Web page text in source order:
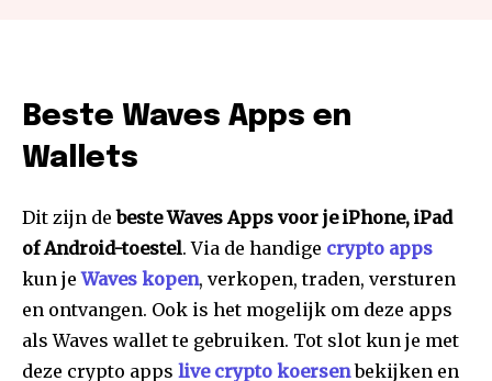
Beste Waves Apps en
Wallets
Dit zijn debeste Waves Apps voor je iPhone, iPad
of Android-toestel. Via de handige crypto apps
kun jeWaves kopen, verkopen, traden, versturen
en ontvangen. Ook is het mogelijk om deze apps
als Waves wallet te gebruiken. Tot slot kun je met
deze crypto apps live crypto koersenbekijken en